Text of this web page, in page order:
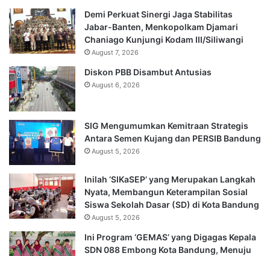
Demi Perkuat Sinergi Jaga Stabilitas
Jabar-Banten, Menkopolkam Djamari
Chaniago Kunjungi Kodam III/Siliwangi
August 7, 2026
Diskon PBB Disambut Antusias
August 6, 2026
SIG Mengumumkan Kemitraan Strategis
Antara Semen Kujang dan PERSIB Bandung
August 5, 2026
Inilah ‘SIKaSEP’ yang Merupakan Langkah
Nyata, Membangun Keterampilan Sosial
Siswa Sekolah Dasar (SD) di Kota Bandung
August 5, 2026
Ini Program ‘GEMAS’ yang Digagas Kepala
SDN 088 Embong Kota Bandung, Menuju